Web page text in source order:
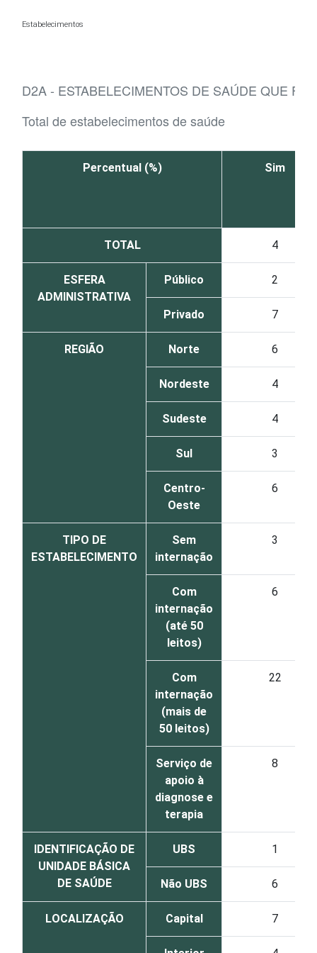
Estabelecimentos
D2A - ESTABELECIMENTOS DE SAÚDE QUE
Total de estabelecimentos de saúde
Percentual (%) Sim
TOTAL 4
ESFERA
ADMINISTRATIVA
Público 2
Privado 7
REGIÃO Norte 6
Nordeste 4
Sudeste 4
Sul 3
Centro-
Oeste
6
TIPO DE
ESTABELECIMENTO
Sem
internação
3
Com
internação
(até 50
leitos)
6
Com
internação
(mais de
50 leitos)
22
Serviço de
apoio à
diagnose e
terapia
8
IDENTIFICAÇÃO DE
UNIDADE BÁSICA
DE SAÚDE
UBS 1
Não UBS 6
LOCALIZAÇÃO Capital 7